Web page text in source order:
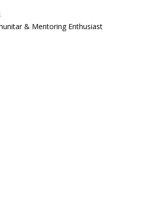
& Mentoring Enthusiast